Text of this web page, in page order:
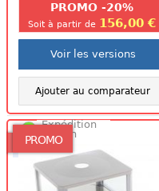
PROMO -20%
Soit à partir de 156,00 €
Voir les versions
Ajouter au comparateur
PROMO
Expédition
48/72h